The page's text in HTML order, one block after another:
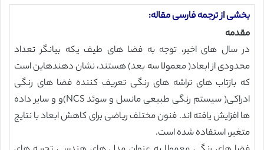
بخشی از ترجمه فارسی مقاله:
مقدمه
در سال های اخیر، توجه به فضا های طیف یکه بیانگر تعداد
محدودی از ابعاد( معمولا سه بعد) هستند، نشان دهندهاین است
که بازتاب های تراشه های رنگی تعریف کننده فضا های رنگی
ادراکی( سیستم رنگی طبیعی مانسل و سوئد NCS)و و سایر داده
ها افزایش یافته اند. فنون مختلف ریاضی برای کاهش ابعاد با نتایج
متغیر، استفاده شده است.